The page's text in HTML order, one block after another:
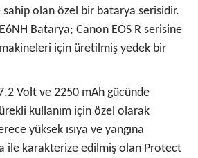
olan özel bir batarya serisidir.
Batarya; Canon EOS R serisine
için üretilmiş yedek bir
Volt ve 2250 mAh gücünde
kullanım için özel olarak
yüksek ısıya ve yangına
ile karakterize edilmiş olan Protect